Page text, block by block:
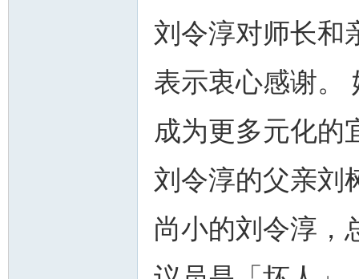
刘令淳对师长和
表示衷心感谢。
成为更多元化的
刘令淳的父亲刘
尚小的刘令淳，